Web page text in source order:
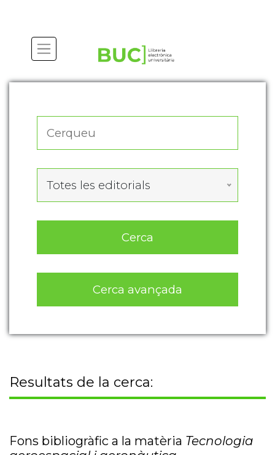
Totes les editorials
Cerca
Cerca avançada
Resultats de la cerca:
Fons bibliogràfic a la matèria Tecnologia